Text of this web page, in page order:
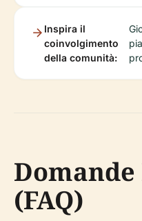
Inspira il
coinvolgimento
della comunità:
(FAQ)